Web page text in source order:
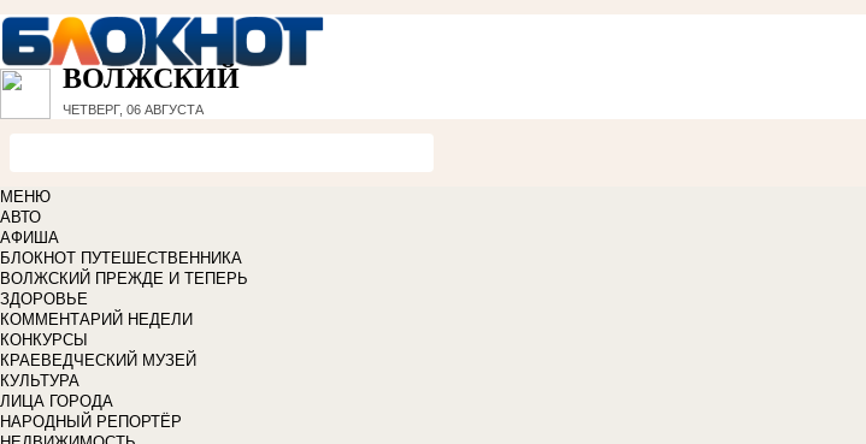
ВОЛЖСКИЙ
ЧЕТВЕРГ, 06 АВГУСТА
МЕНЮ
АВТО
АФИША
БЛОКНОТ ПУТЕШЕСТВЕННИКА
ВОЛЖСКИЙ ПРЕЖДЕ И ТЕПЕРЬ
ЗДОРОВЬЕ
КОММЕНТАРИЙ НЕДЕЛИ
КОНКУРСЫ
КРАЕВЕДЧЕСКИЙ МУЗЕЙ
КУЛЬТУРА
ЛИЦА ГОРОДА
НАРОДНЫЙ РЕПОРТЁР